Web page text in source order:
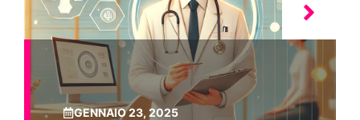
GENNAIO 23, 2025